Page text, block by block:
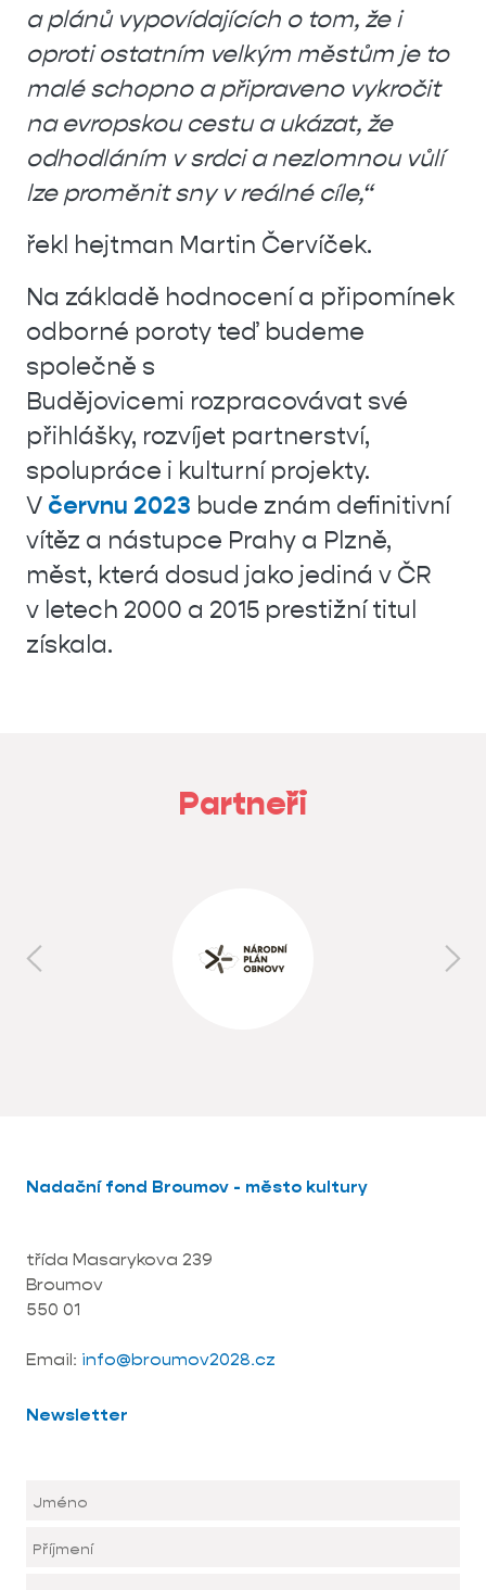
a plánů vypovídajících o tom, že i
oproti ostatním velkým městům je to
malé schopno a připraveno vykročit
na evropskou cestu a ukázat, že
odhodláním v srdci a nezlomnou vůlí
lze proměnit sny v reálné cíle,“
řekl hejtman Martin Červíček.
Na základě hodnocení a připomínek
odborné poroty teď budeme
společně s
Budějovicemi rozpracovávat své
přihlášky, rozvíjet partnerství,
spolupráce i kulturní projekty.
V červnu 2023 bude znám definitivní
vítěz a nástupce Prahy a Plzně,
měst, která dosud jako jediná v ČR
v letech 2000 a 2015 prestižní titul
získala.
Partneři
Nadační fond Broumov - město kultury
třída Masarykova 239
Broumov
550 01
Email: info@broumov2028.cz
Newsletter